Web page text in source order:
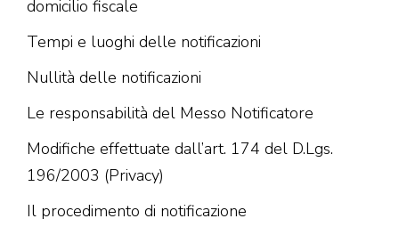
domicilio fiscale
Tempi e luoghi delle notificazioni
Nullità delle notificazioni
Le responsabilità del Messo Notificatore
Modifiche effettuate dall’art. 174 del D.Lgs.
196/2003 (Privacy)
Il procedimento di notificazione